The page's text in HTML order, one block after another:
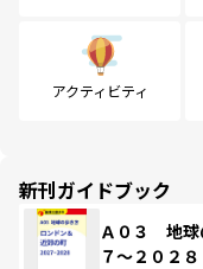
アクティビティ
新刊ガイドブック
Ａ０３ 地
７～２０２８